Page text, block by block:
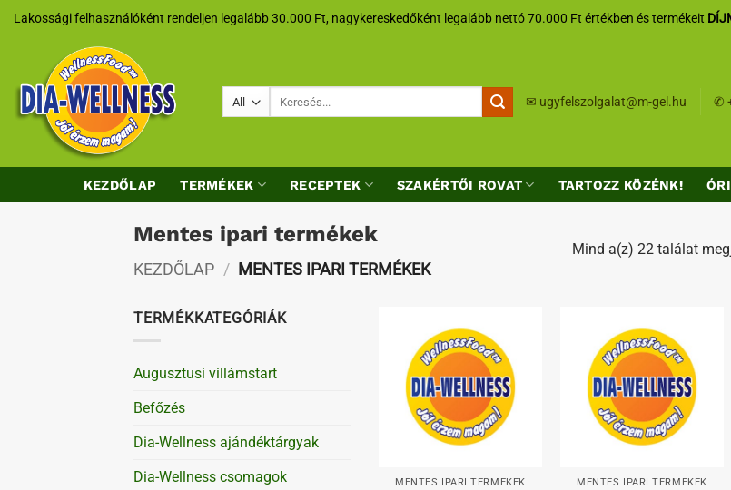
SkipLakossági felhasználóként rendeljen legalább 30.000 Ft, nagykereskedőként legalább nettó 70.000 Ft értékben és termékeit
✉ ugyfelszolgalat@m-gel.hu ✆
KEZDŐLAP TERMÉKEK RECEPTEK SZAKÉRTŐI ROVAT TARTOZZ KÖZÉNK!
Mentes ipari termékek
KEZDŐLAP / MENTES IPARI TERMÉKEK
Mind a(z) 22 találat
TERMÉKKATEGÓRIÁK
Augusztusi villámstart
Befőzés
Dia-Wellness ajándéktárgyak
Dia-Wellness csomagok
Kedvenceimhez
MENTES IPARI TERMÉKEK
Kedvenceimhez
MENTES IPARI TERMÉKEK